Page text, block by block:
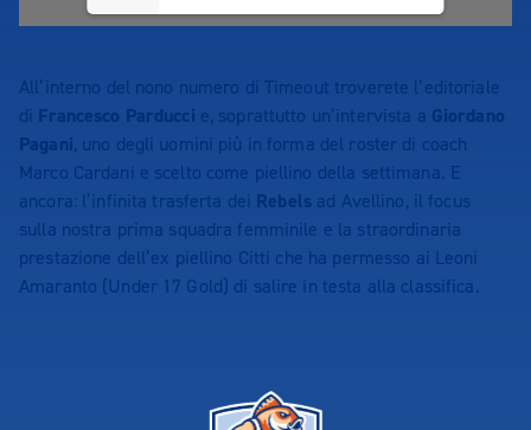
All’interno del nono numero di Timeout troverete l’editoriale
di Francesco Parducci e, soprattutto un’intervista a Giordano
Pagani, uno degli uomini più in forma del roster di coach
Marco Cardani e scelto come piellino della settimana. E
ancora: l’infinita trasferta dei Rebels ad Avellino, il focus
sulla nostra prima squadra femminile e la straordinaria
prestazione dell’ex piellino Citti che ha permesso ai Leoni
Amaranto (Under 17 Gold) di salire in testa alla classifica.